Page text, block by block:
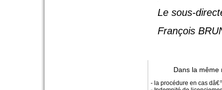
Le sous-
François
Dans la même
- la procédure en cas